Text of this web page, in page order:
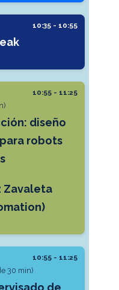
10:35 - 10:55
10:55 - 11:25
diseño
robots
Zavaleta
10:55 - 11:25
30 min)
de